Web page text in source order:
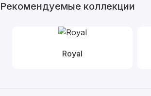
Рекомендуемые коллекции
Royal